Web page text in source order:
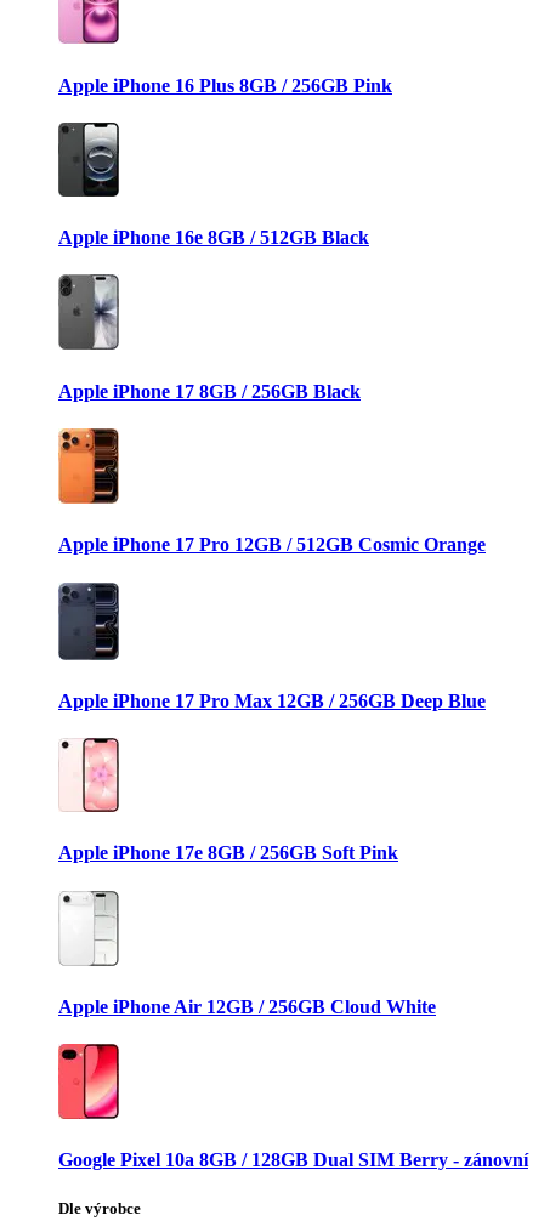
Apple iPhone 16 Plus 8GB / 256GB Pink
Apple iPhone 16e 8GB / 512GB Black
Apple iPhone 17 8GB / 256GB Black
Apple iPhone 17 Pro 12GB / 512GB Cosmic Orange
Apple iPhone 17 Pro Max 12GB / 256GB Deep Blue
Apple iPhone 17e 8GB / 256GB Soft Pink
Apple iPhone Air 12GB / 256GB Cloud White
Google Pixel 10a 8GB / 128GB Dual SIM Berry - zánovní
Dle výrobce